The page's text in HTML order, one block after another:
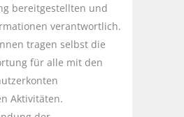
bereitgestellten und
verantwortlich.
tragen selbst die
für alle mit den
Aktivitäten.